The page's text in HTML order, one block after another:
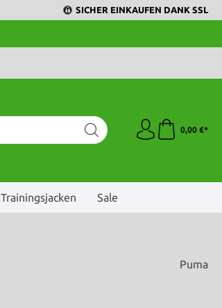
SICHER EINKAUFEN DANK SSL
0,00 €*
Trainingsjacken Sale
Puma